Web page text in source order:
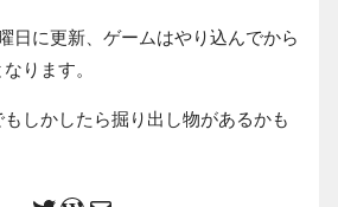
日に更新、ゲームはやり込んでから
ります。
しかしたら掘り出し物があるかも